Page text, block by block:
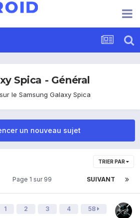
Spica - Général
le Samsung Galaxy Spica
un nouveau sujet
TRIER PAR
SUIVANT
Page 1 sur 99
1 2 3 4 58